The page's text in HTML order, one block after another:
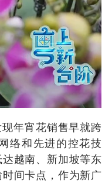
年宵花销售早就跨
络和先进的控花技
越南、新加坡等东
间卡点，作为新广